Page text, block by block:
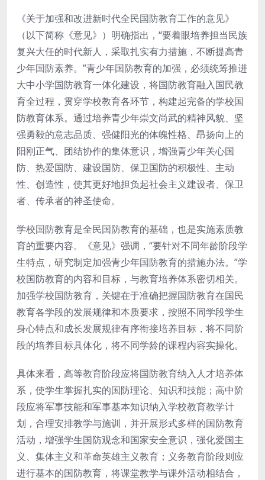
《关于加强和改进新时代全民国防教育工作的意见》
（以下简称《意见》）明确指出，“要着眼培养担当民族
复兴大任的时代新人，采取扎实有力措施，不断提高青
少年国防素养。”青少年国防教育的加强，必须统筹推进
大中小学国防教育一体化建设，将国防教育融入国民教
育全过程，贯穿学校教育各环节，构建起完备的学校国
防教育体系。通过培养青少年崇文尚武的精神风貌、坚
强勇毅的意志品质、强健阳光的体魄性格、昂扬向上的
阳刚正气、团结协作的集体意识，增强青少年关心国
防、热爱国防、建设国防、保卫国防的积极性、主动
性、创造性，使其更好地担负起社会主义建设者、保卫
者、传承者的神圣使命。
学校国防教育是全民国防教育的基础，也是实施素质教
育的重要内容。《意见》强调，“要针对不同年龄阶段学
生特点，研究制定加强青少年国防教育的措施办法。”学
校国防教育的内容和目标，与教育培养体系密切相关。
加强学校国防教育，关键在于准确把握国防教育在国民
教育各学段的发展规律和本质要求，按照不同学段学生
身心特点和成长发展规律有序衔接培养目标，将不同阶
段的培养目标具体化，将不同学龄的课程内容实操化。
具体来看，高等教育阶段应将国防教育纳入人才培养体
系，使学生掌握扎实的国防理论、知识和技能；高中阶
段应将军事技能和军事基本知识纳入学校教育教学计
划，合理安排教学与施训，并开展形式多样的国防教育
活动，增强学生国防观念和国家安全意识，强化爱国主
义、集体主义和革命英雄主义教育；义务教育阶段则应
进行基本的国防教育，将课堂教学与课外活动相结合，